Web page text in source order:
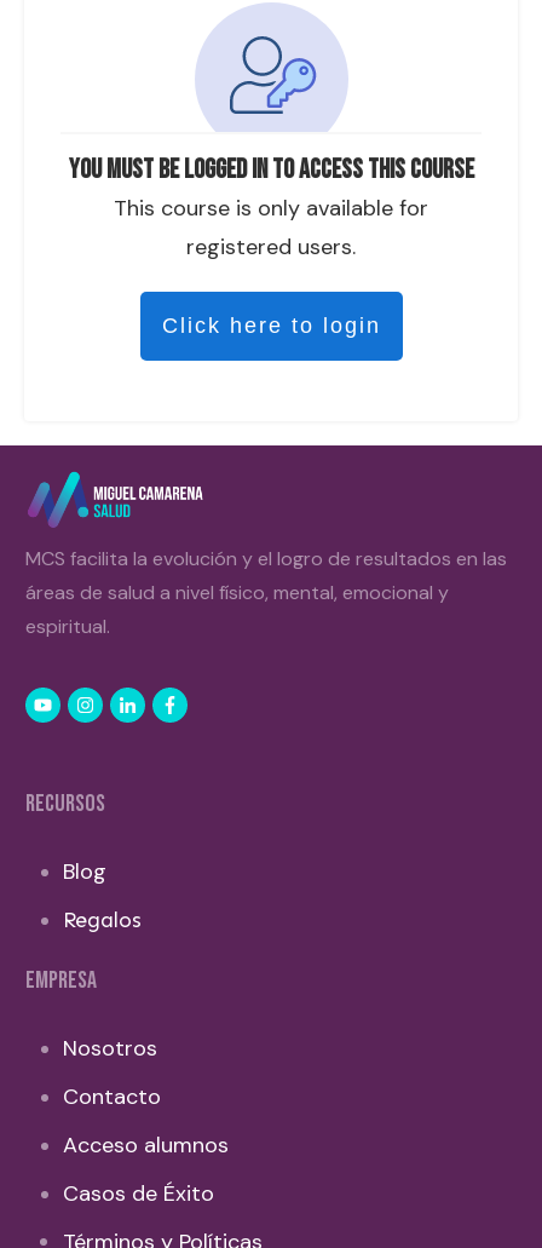
You must be logged in to access this course
This course is only available for
registered users.
Click here to login
MCS facilita la evolución y el logro de resultados en las
áreas de salud a nivel físico, mental, emocional y
espiritual.
RECURSOS
Blog
Regalos
EMPRESA
Nosotros
Contacto
Acceso alumnos
Casos de Éxito